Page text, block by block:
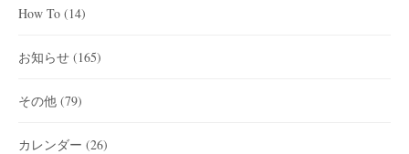
How To (14)
お知らせ (165)
その他 (79)
カレンダー (26)